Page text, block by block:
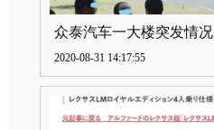
众泰汽车一大楼突发情况
2020-08-31 14:17:55